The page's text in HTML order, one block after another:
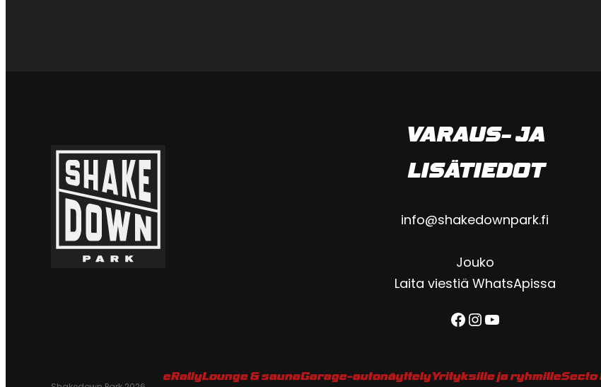
VARAUS- JA
LISÄTIEDOT
info@shakedownpark.fi
Jouko
Laita viestiä WhatsApissa
Facebook
Instagram
YouTube
eRallyLounge & saunaGarage-autonäyttelyYrityksille ja ryhmilleSecto